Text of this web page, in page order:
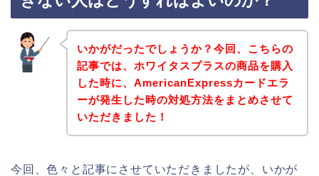
いかがだったでしょうか？今回、こちらの
記事では、ホワイタスプラスの商品を購入
した時に、AmericanExpressカードエラ
ーが発生した時の対処方法をまとめさせて
いただきました！
今回、色々と記事にさせていただきましたが、いかが